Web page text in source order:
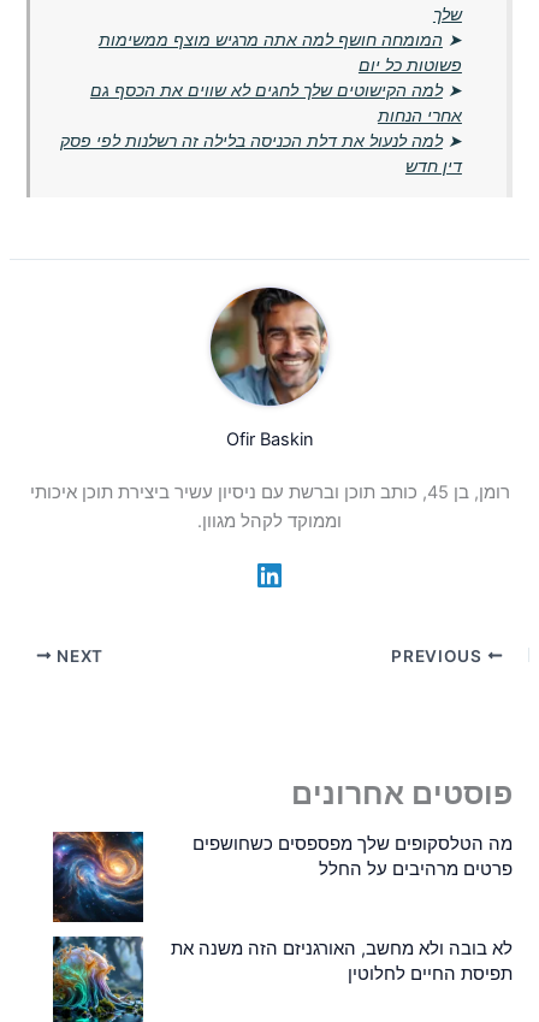
שלך
➤ המומחה חושף למה אתה מרגיש מוצף ממשימות
פשוטות כל יום
➤למה הקישוטים שלך לחגים לא שווים את הכסף גם
אחרי הנחות
➤למה לנעול את דלת הכניסה בלילה זה רשלנות לפי פסק
דין חדש
Ofir Baskin
רומן, בן 45, כותב תוכן וברשת עם ניסיון עשיר ביצירת תוכן איכותי
וממוקד לקהל מגוון.
NEXT
פוסטים אחרונים
מה הטלסקופים שלך מפספסים כשחושפים
פרטים מרהיבים על החלל
לא בובה ולא מחשב, האורגניזם הזה משנה את
תפיסת החיים לחלוטין